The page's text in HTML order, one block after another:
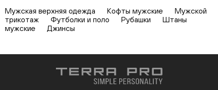
Мужская верхняя одежда Кофты мужские
Мужской
трикотаж
Футболки и поло Рубашки
Штаны
мужские
Джинсы